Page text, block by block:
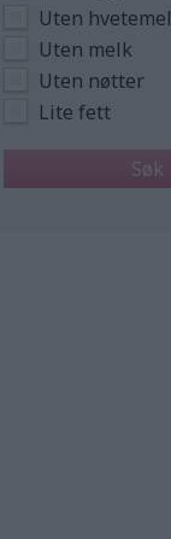
Uten hvetemel
Uten melk
Uten nøtter
Lite fett